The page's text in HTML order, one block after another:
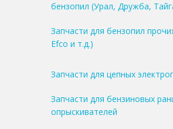
бензопил (Урал, Дружба,
Запчасти для бензопил
Efco и т.д.)
Запчасти для цепных
Запчасти для бензиновых
опрыскивателей